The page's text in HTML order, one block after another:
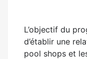
L’objectif du
d’établir une
pool shops et